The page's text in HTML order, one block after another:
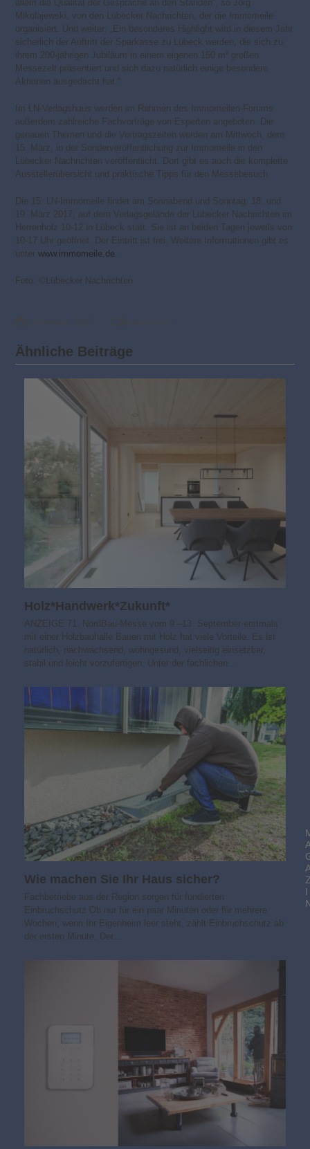
allem die Qualität der Gespräche an den Ständen“, so Jörg
Mikolajewski, von den Lübecker Nachrichten, der die Immomeile
organisiert. Und weiter: „Ein besonderes Highlight wird in diesem Jahr
sicherlich der Auftritt der Sparkasse zu Lübeck werden, die sich zu
ihrem 200-jährigen Jubiläum in einem eigenen 150 m² großen
Messezelt präsentiert und sich dazu natürlich einige besondere
Aktionen ausgedacht hat.“
Im LN-Verlagshaus werden im Rahmen des Immomeilen-Forums
außerdem zahlreiche Fachvorträge von Experten angeboten. Die
genauen Themen und die Vortragszeiten werden am Mittwoch, dem
15. März, in der Sonderveröffentlichung zur Immomeile in den
Lübecker Nachrichten veröffentlicht. Dort gibt es auch die komplette
Ausstellerübersicht und praktische Tipps für den Messebesuch.
Die 15. LN-Immomeile findet am Sonnabend und Sonntag, 18. und
19. März 2017, auf dem Verlagsgelände der Lübecker Nachrichten im
Herrenholz 10-12 in Lübeck statt. Sie ist an beiden Tagen jeweils von
10-17 Uhr geöffnet. Der Eintritt ist frei. Weitere Informationen gibt es
unterwww.immomeile.de.
Foto: ©Lübecker Nachrichten
Ähnliche Beiträge
Holz*Handwerk*Zukunft*
ANZEIGE 71. NordBau-Messe vom 9.–13. September erstmals
mit einer Holzbauhalle Bauen mit Holz hat viele Vorteile. Es ist
natürlich, nachwachsend, wohngesund, vielseitig einsetzbar,
stabil und leicht vorzufertigen. Unter der fachlichen…
Wie machen Sie Ihr Haus sicher?
Fachbetriebe aus der Region sorgen für fundierten
Einbruchschutz Ob nur für ein paar Minuten oder für mehrere
Wochen, wenn Ihr Eigenheim leer steht, zählt Einbruchschutz ab
der ersten Minute. Der…
I